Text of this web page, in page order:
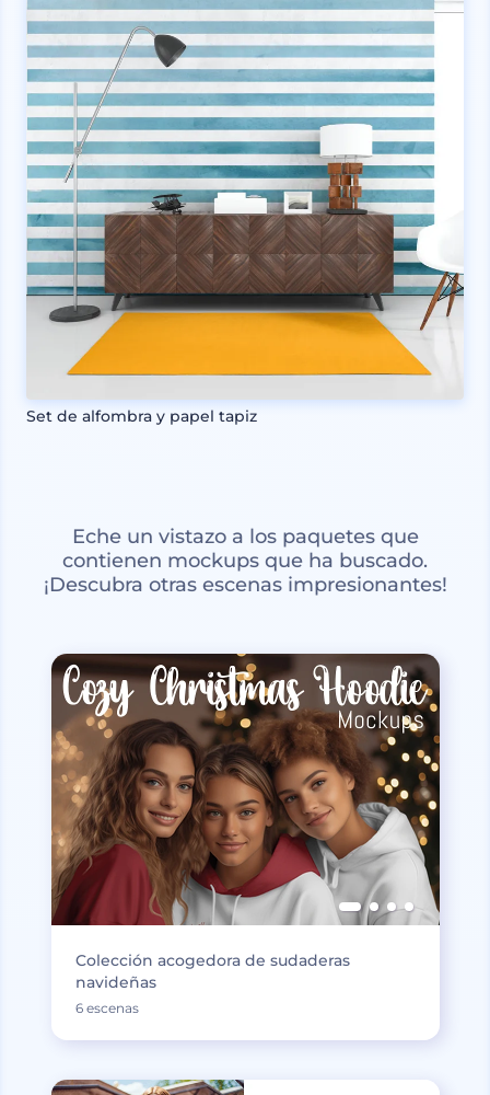
Set de alfombra y papel tapiz
Eche un vistazo a los paquetes que
contienen mockups que ha buscado.
¡Descubra otras escenas impresionantes!
Colección acogedora de sudaderas
navideñas
6 escenas